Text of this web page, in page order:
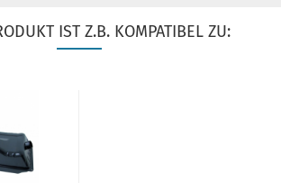
IST Z.B. KOMPATIBEL ZU: